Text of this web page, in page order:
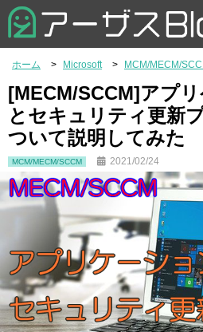
お問い合わせ
ホーム Microsoft MCM/MECM/
[MECM/SCCM]アプ
とセキュリティ更新
ついて説明してみた
MCM/MECM/SCCM 2021/02/24